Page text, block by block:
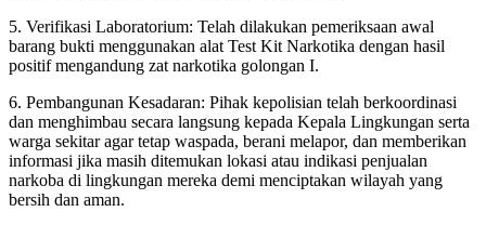
5. Verifikasi Laboratorium: Telah dilakukan pemeriksaan awal
barang bukti menggunakan alat Test Kit Narkotika dengan hasil
positif mengandung zat narkotika golongan I.
6. Pembangunan Kesadaran: Pihak kepolisian telah berkoordinasi
dan menghimbau secara langsung kepada Kepala Lingkungan serta
warga sekitar agar tetap waspada, berani melapor, dan memberikan
informasi jika masih ditemukan lokasi atau indikasi penjualan
narkoba di lingkungan mereka demi menciptakan wilayah yang
bersih dan aman.